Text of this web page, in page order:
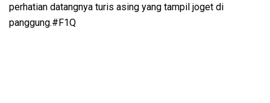
perhatian datangnya turis asing yang tampil joget di
panggung.#F1Q